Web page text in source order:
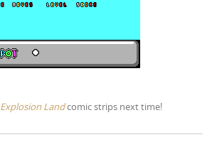
Explosion Landcomic strips next time!